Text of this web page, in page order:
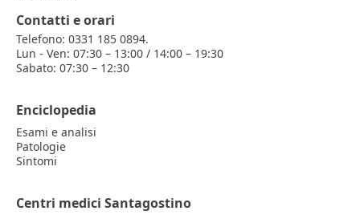
Contatti e orari
Telefono: 0331 185 0894.
Lun - Ven: 07:30 – 13:00 / 14:00 – 19:30
Sabato: 07:30 – 12:30
Enciclopedia
Esami e analisi
Patologie
Sintomi
Centri medici Santagostino